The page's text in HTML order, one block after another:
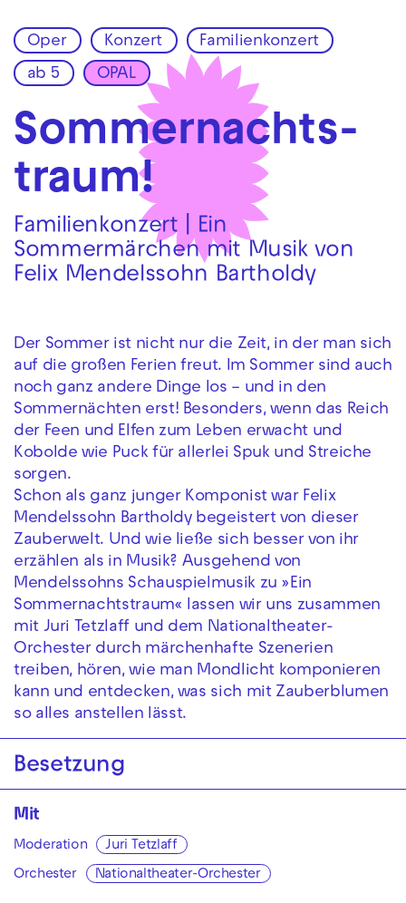
Zur Hauptnavigation springen
Zum Hauptinhalt springen Zum Footer springen
Oper Konzert Familienkonzert
ab 5 OPAL
Sommer­nachts­
traum!
Familienkonzert | Ein
Sommermärchen mit Musik von
Felix Mendelssohn Bartholdy
Der Sommer ist nicht nur die Zeit, in der man sich
auf die großen Ferien freut. Im Sommer sind auch
noch ganz andere Dinge los – und in den
Sommernächten erst! Besonders, wenn das Reich
der Feen und Elfen zum Leben erwacht und
Kobolde wie Puck für allerlei Spuk und Streiche
sorgen.
Schon als ganz junger Komponist war Felix
Mendelssohn Bartholdy begeistert von dieser
Zauberwelt. Und wie ließe sich besser von ihr
erzählen als in Musik? Ausgehend von
Mendelssohns Schauspielmusik zu »Ein
Sommernachtstraum« lassen wir uns zusammen
mit Juri Tetzlaff und dem Nationaltheater-
Orchester durch märchenhafte Szenerien
treiben, hören, wie man Mondlicht komponieren
kann und entdecken, was sich mit Zauberblumen
so alles anstellen lässt.
Besetzung
Mit
Moderation Juri Tetzlaff
Orchester Nationaltheater-Orchester